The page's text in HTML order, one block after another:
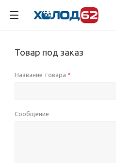
Товар под заказ
Название товара *
Сообщение